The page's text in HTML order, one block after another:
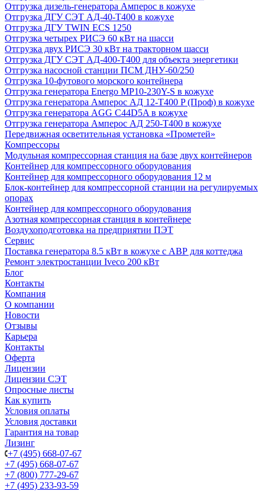
Отгрузка дизель-генератора Амперос в кожухе
Отгрузка ДГУ СЭТ АД-40-Т400 в кожухе
Отгрузка ДГУ TWIN ECS 1250
Отгрузка четырех РИСЭ 60 кВт на шасси
Отгрузка двух РИСЭ 30 кВт на тракторном шасси
Отгрузка ДГУ СЭТ АД-400-Т400 для объекта энергетики
Отгрузка насосной станции ПСМ ДНУ-60/250
Отгрузка 10-футового морского контейнера
Отгрузка генератора Energo MP10-230Y-S в кожухе
Отгрузка генератора Амперос АД 12-Т400 P (Проф) в кожухе
Отгрузка генератора AGG C44D5A в кожухе
Отгрузка генератора Амперос АД 250-Т400 в кожухе
Передвижная осветительная установка «Прометей»
Компрессоры
Модульная компрессорная станция на базе двух контейнеров
Контейнер для компрессорного оборудования
Контейнер для компрессорного оборудования 12 м
Блок-контейнер для компрессорной станции на регулируемых
опорах
Контейнер для компрессорного оборудования
Азотная компрессорная станция в контейнере
Воздухоподготовка на предприятии ПЭТ
Сервис
Поставка генератора 8.5 кВт в кожухе с АВР для коттеджа
Ремонт электростанции Iveco 200 кВт
Блог
Контакты
Компания
О компании
Новости
Отзывы
Карьера
Контакты
Оферта
Лицензии
Лицензии СЭТ
Опросные листы
Как купить
Условия оплаты
Условия доставки
Гарантия на товар
Лизинг
+7 (495) 668-07-67
+7 (495) 668-07-67
+7 (800) 777-29-67
+7 (495) 233-93-59